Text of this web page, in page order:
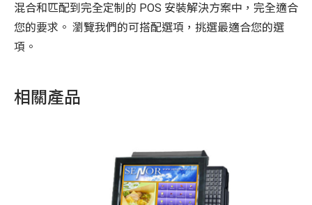
混合和匹配到完全定制的 POS 安裝解決方案中，完全適合
您的要求。 瀏覽我們的可搭配選項，挑選最適合您的選
項。
相關產品